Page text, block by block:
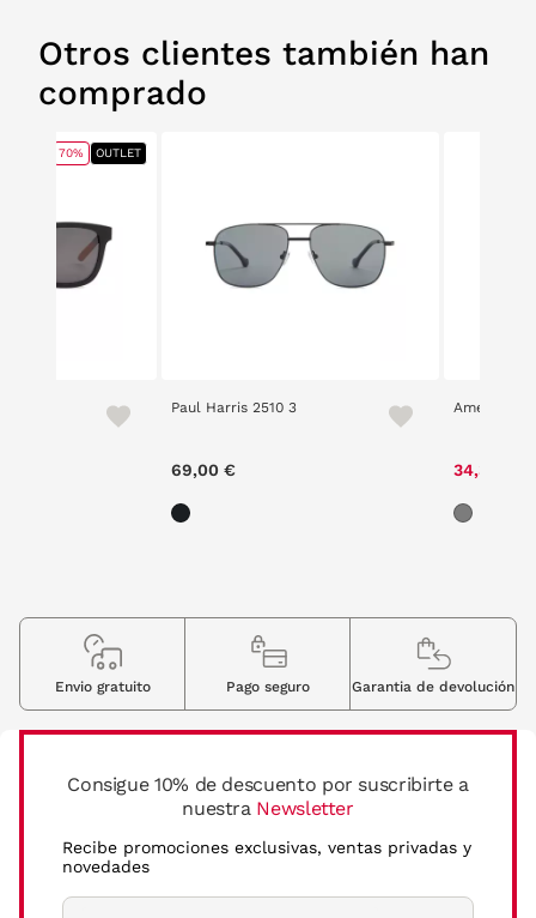
Otros clientes también han
comprado
70% OUTLET
Paul Harris 2510 3
69,00 €
American
34,30 €
Consigue 10% de descuento por suscribirte a
nuestra Newsletter
Recibe promociones exclusivas, ventas privadas y
novedades
Envio gratuito Pago seguro Garantia de devolución